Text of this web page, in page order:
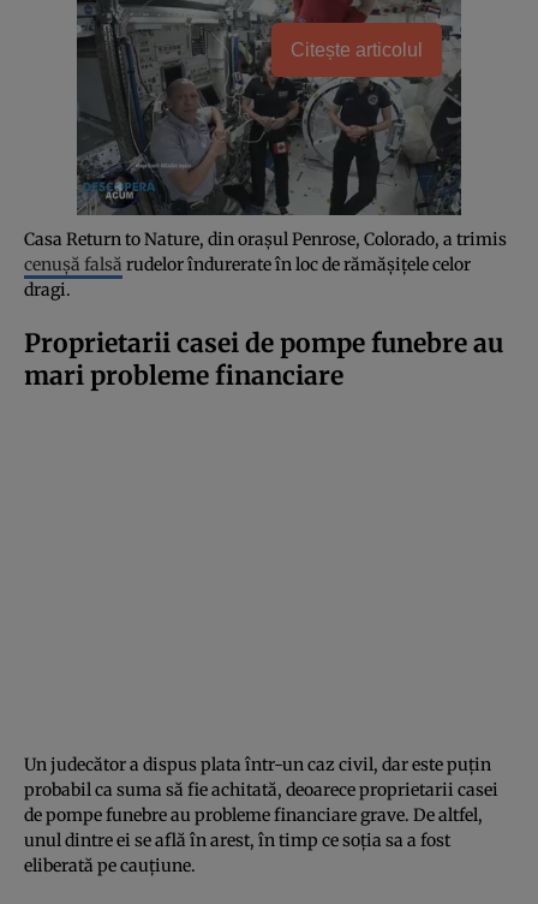
Citește articolul
Casa Return to Nature, din orașul Penrose, Colorado, a trimis
cenuşă falsă rudelor îndurerate în loc de rămășițele celor
dragi.
Proprietarii casei de pompe funebre au
mari probleme financiare
Un judecător a dispus plata într-un caz civil, dar este puțin
probabil ca suma să fie achitată, deoarece proprietarii casei
de pompe funebre au probleme financiare grave. De altfel,
unul dintre ei se află în arest, în timp ce soția sa a fost
eliberată pe cauțiune.